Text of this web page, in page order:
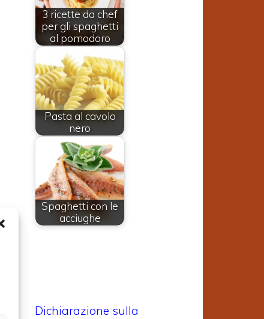
3 ricette da chef
per gli spaghetti
al pomodoro
Pasta al cavolo
nero
Spaghetti con le
acciughe
Dichiarazione sulla